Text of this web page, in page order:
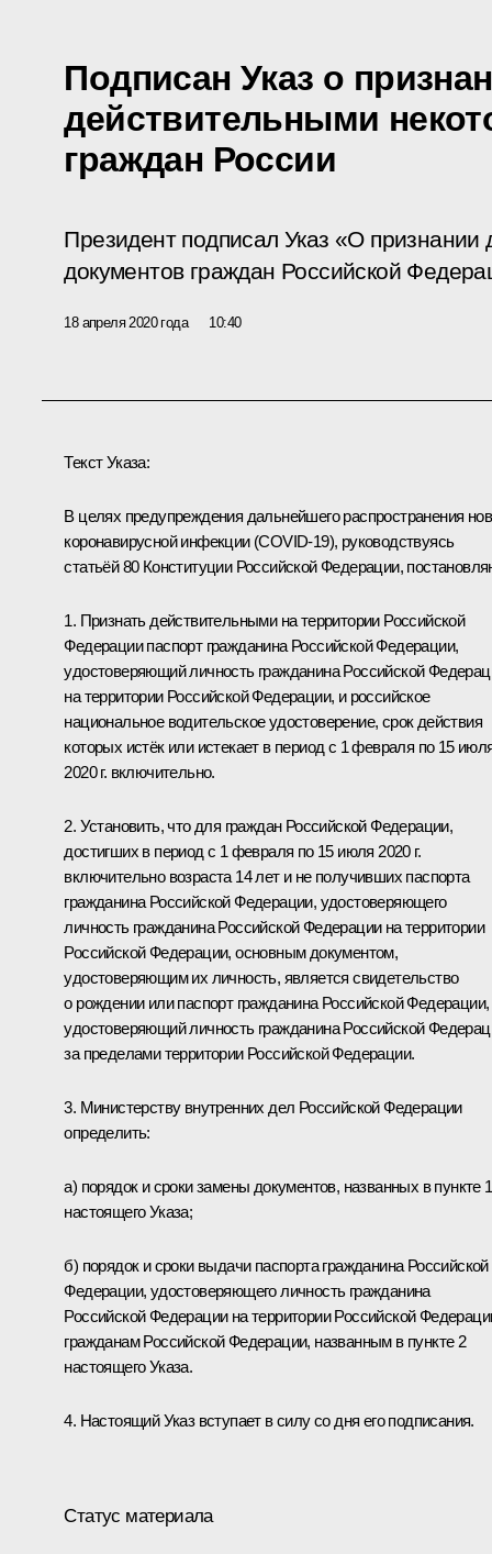
Подписан Указ о
действительными
граждан России
Президент подписал Указ «О признании
документов граждан Российской
18 апреля 2020 года 10:40
Текст Указа:
В целях предупреждения дальнейшего распространения
коронавирусной инфекции (COVID-19), руководствуясь
статьёй 80 Конституции Российской Федерации,
1. Признать действительными на территории Российской
Федерации паспорт гражданина Российской Федерации,
удостоверяющий личность гражданина Российской
на территории Российской Федерации, и российское
национальное водительское удостоверение, срок действия
которых истёк или истекает в период с 1 февраля по 15
2020 г. включительно.
2. Установить, что для граждан Российской Федерации,
достигших в период с 1 февраля по 15 июля 2020 г.
включительно возраста 14 лет и не получивших паспорта
гражданина Российской Федерации, удостоверяющего
личность гражданина Российской Федерации на территории
Российской Федерации, основным документом,
удостоверяющим их личность, является свидетельство
о рождении или паспорт гражданина Российской Федерации,
удостоверяющий личность гражданина Российской
за пределами территории Российской Федерации.
3. Министерству внутренних дел Российской Федерации
определить:
а) порядок и сроки замены документов, названных в пункте 1
настоящего Указа;
б) порядок и сроки выдачи паспорта гражданина Российской
Федерации, удостоверяющего личность гражданина
Российской Федерации на территории Российской
гражданам Российской Федерации, названным в пункте 2
настоящего Указа.
4. Настоящий Указ вступает в силу со дня его подписания.
Статус материала